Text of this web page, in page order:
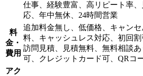
仕事、経験豊富、高リピート率
応、年中無休、24時間営業
料
金・
費用
追加料金無し、低価格、キャン
料、キャッシュレス対応、初回割
訪問見積、見積無料、無料相談
可、クレジットカード可、QRコ
アク